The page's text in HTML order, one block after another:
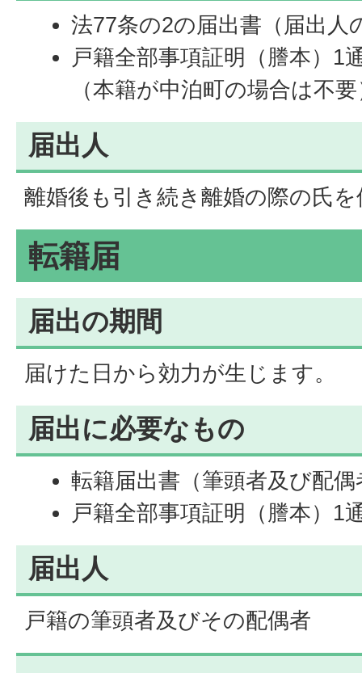
法77条の2の届出書（届出人
戸籍全部事項証明（謄本）1
（本籍が中泊町の場合は不
届出人
離婚後も引き続き離婚の際の氏
転籍届
届出の期間
届けた日から効力が生じます。
届出に必要なもの
転籍届出書（筆頭者及び配
戸籍全部事項証明（謄本）1
届出人
戸籍の筆頭者及びその配偶者